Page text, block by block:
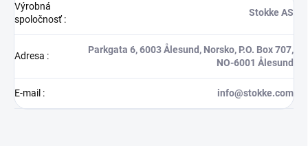
Výrobná
spoločnosť:
Stokke AS
Adresa :
Parkgata 6, 6003 Ålesund, Norsko, P.O. Box 707,
NO-6001 Ålesund
E-mail : info@stokke.com